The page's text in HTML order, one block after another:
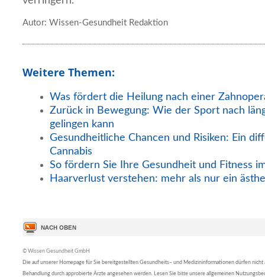
Autor: Wissen-Gesundheit Redaktion
Weitere Themen:
Was fördert die Heilung nach einer
Zurück in Bewegung: Wie der Sport nach
gelingen kann
Gesundheitliche Chancen und Risiken: Ein
Cannabis
So fördern Sie Ihre Gesundheit und Fitness
Haarverlust verstehen: mehr als nur ein
© Wissen Gesundheit GmbH
Die auf unserer Homepage für Sie bereitgestellten Gesundheits– und Medizininformationen dürfen nicht
Behandlung durch approbierte Ärzte angesehen werden. Lesen Sie bitte unsere allgemeinen